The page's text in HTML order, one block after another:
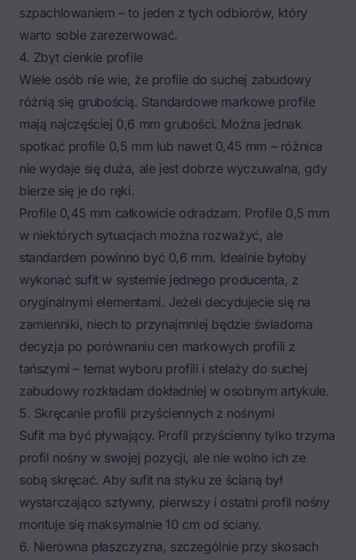
szpachlowaniem – to jeden z tych odbiorów, który
warto sobie zarezerwować.
4. Zbyt cienkie profile
Wiele osób nie wie, że profile do suchej zabudowy
różnią się grubością. Standardowe markowe profile
mają najczęściej 0,6 mm grubości. Można jednak
spotkać profile 0,5 mm lub nawet 0,45 mm – różnica
nie wydaje się duża, ale jest dobrze wyczuwalna, gdy
bierze się je do ręki.
Profile 0,45 mm całkowicie odradzam. Profile 0,5 mm
w niektórych sytuacjach można rozważyć, ale
standardem powinno być 0,6 mm. Idealnie byłoby
wykonać sufit w systemie jednego producenta, z
oryginalnymi elementami. Jeżeli decydujecie się na
zamienniki, niech to przynajmniej będzie świadoma
decyzja po porównaniu cen markowych profili z
tańszymi – temat wyboru profili i stelaży do suchej
zabudowy rozkładam dokładniej w osobnym artykule.
5. Skręcanie profili przyściennych z nośnymi
Sufit ma być pływający. Profil przyścienny tylko trzyma
profil nośny w swojej pozycji, ale nie wolno ich ze
sobą skręcać. Aby sufit na styku ze ścianą był
wystarczająco sztywny, pierwszy i ostatni profil nośny
montuje się maksymalnie 10 cm od ściany.
6. Nierówna płaszczyzna, szczególnie przy skosach